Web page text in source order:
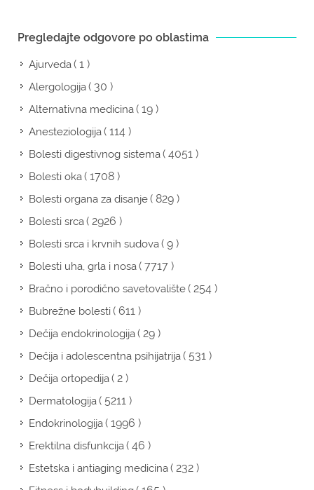
Pregledajte odgovore po oblastima
Ajurveda( 1 )
Alergologija( 30 )
Alternativna medicina( 19 )
Anesteziologija( 114 )
Bolesti digestivnog sistema( 4051 )
Bolesti oka( 1708 )
Bolesti organa za disanje( 829 )
Bolesti srca( 2926 )
Bolesti srca i krvnih sudova( 9 )
Bolesti uha, grla i nosa( 7717 )
Bračno i porodično savetovalište( 254 )
Bubrežne bolesti( 611 )
Dečija endokrinologija( 29 )
Dečija i adolescentna psihijatrija( 531 )
Dečija ortopedija( 2 )
Dermatologija( 5211 )
Endokrinologija( 1996 )
Erektilna disfunkcija( 46 )
Estetska i antiaging medicina( 232 )